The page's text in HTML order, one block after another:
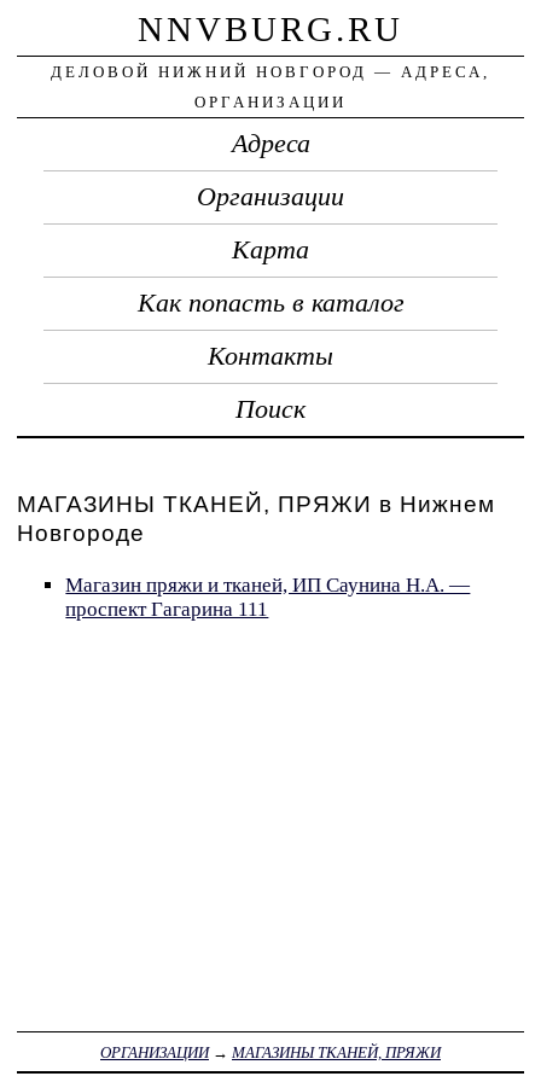
NNVBURG.RU
ДЕЛОВОЙ НИЖНИЙ НОВГОРОД — АДРЕСА,
ОРГАНИЗАЦИИ
Адреса
Организации
Карта
Как попасть в каталог
Контакты
Поиск
МАГАЗИНЫ ТКАНЕЙ, ПРЯЖИ в Нижнем
Новгороде
Магазин пряжи и тканей, ИП Саунина Н.А. —
проспект Гагарина 111
ОРГАНИЗАЦИИ→ МАГАЗИНЫ ТКАНЕЙ, ПРЯЖИ